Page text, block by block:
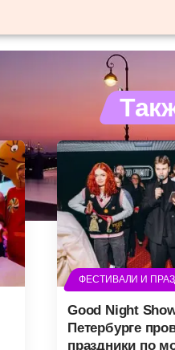
ФЕСТИВАЛИ И
Good Night
Петербурге
праздники по